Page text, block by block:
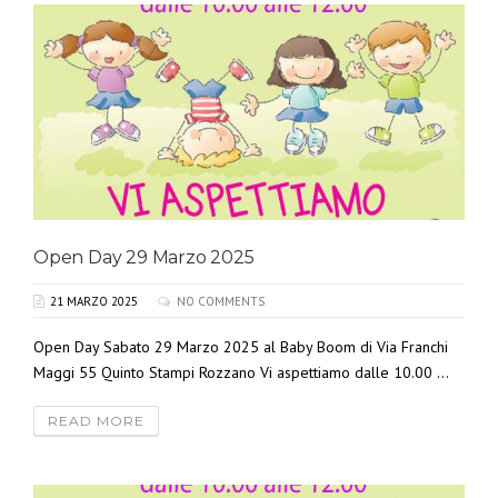
Open Day 29 Marzo 2025
21 MARZO 2025 NO COMMENTS
Open Day Sabato 29 Marzo 2025 al Baby Boom di Via Franchi
Maggi 55 Quinto Stampi Rozzano Vi aspettiamo dalle 10.00 ...
READ MORE